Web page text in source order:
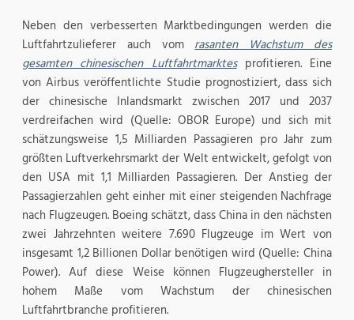
Neben den verbesserten Marktbedingungen werden die
Luftfahrtzulieferer auch vomrasanten Wachstum des
gesamten chinesischen Luftfahrtmarktesprofitieren. Eine
von Airbus veröffentlichte Studie prognostiziert, dass sich
der chinesische Inlandsmarkt zwischen 2017 und 2037
verdreifachen wird (Quelle: OBOR Europe) und sich mit
schätzungsweise 1,5 Milliarden Passagieren pro Jahr zum
größten Luftverkehrsmarkt der Welt entwickelt, gefolgt von
den USA mit 1,1 Milliarden Passagieren. Der Anstieg der
Passagierzahlen geht einher mit einer steigenden Nachfrage
nach Flugzeugen. Boeing schätzt, dass China in den nächsten
zwei Jahrzehnten weitere 7.690 Flugzeuge im Wert von
insgesamt 1,2 Billionen Dollar benötigen wird (Quelle: China
Power). Auf diese Weise können Flugzeughersteller in
hohem Maße vom Wachstum der chinesischen
Luftfahrtbranche profitieren.